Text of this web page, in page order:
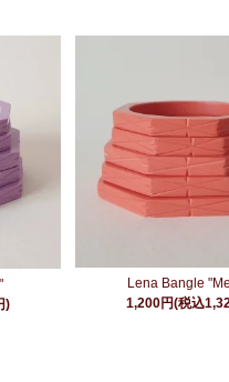
)
Lena Bangle
1,200円(税込